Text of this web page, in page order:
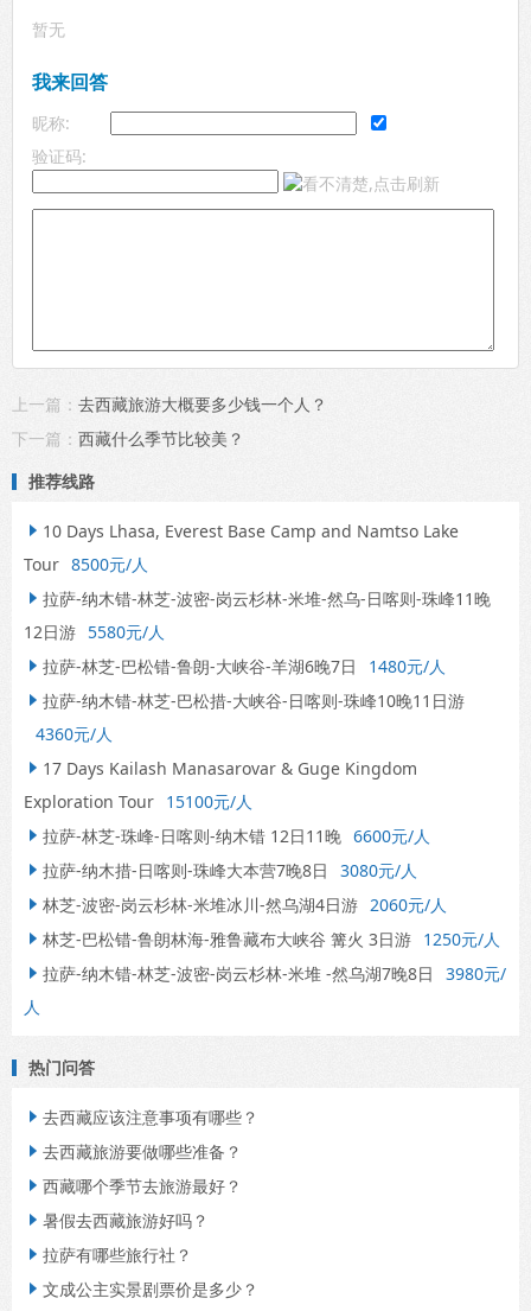
暂无
我来回答
昵称:
验证码:
上一篇： 去西藏旅游大概要多少钱一个人？
下一篇： 西藏什么季节比较美？
推荐线路
 10 Days Lhasa, Everest Base Camp and Namtso Lake
Tour 8500元/人
 拉萨-纳木错-林芝-波密-岗云杉林-米堆-然乌-日喀则-珠峰11晚
12日游 5580元/人
 拉萨-林芝-巴松错-鲁朗-大峡谷-羊湖6晚7日 1480元/人
 拉萨-纳木错-林芝-巴松措-大峡谷-日喀则-珠峰10晚11日游
4360元/人
 17 Days Kailash Manasarovar & Guge Kingdom
Exploration Tour 15100元/人
 拉萨-林芝-珠峰-日喀则-纳木错 12日11晚 6600元/人
 拉萨-纳木措-日喀则-珠峰大本营7晚8日 3080元/人
 林芝-波密-岗云杉林-米堆冰川-然乌湖4日游 2060元/人
 林芝-巴松错-鲁朗林海-雅鲁藏布大峡谷 篝火 3日游 1250元/人
 拉萨-纳木错-林芝-波密-岗云杉林-米堆 -然乌湖7晚8日
3980元/
人
热门问答
 去西藏应该注意事项有哪些？
 去西藏旅游要做哪些准备？
 西藏哪个季节去旅游最好？
 暑假去西藏旅游好吗？
 拉萨有哪些旅行社？
 文成公主实景剧票价是多少？